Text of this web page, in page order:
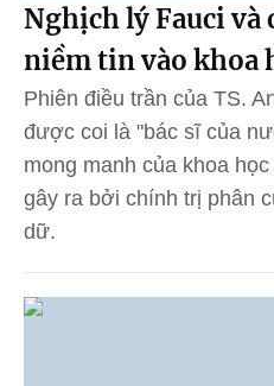
Nghịch lý Fauci và
niềm tin vào khoa
Phiên điều trần của TS.
được coi là "bác sĩ của
mong manh của khoa
gây ra bởi chính trị phân
dữ.